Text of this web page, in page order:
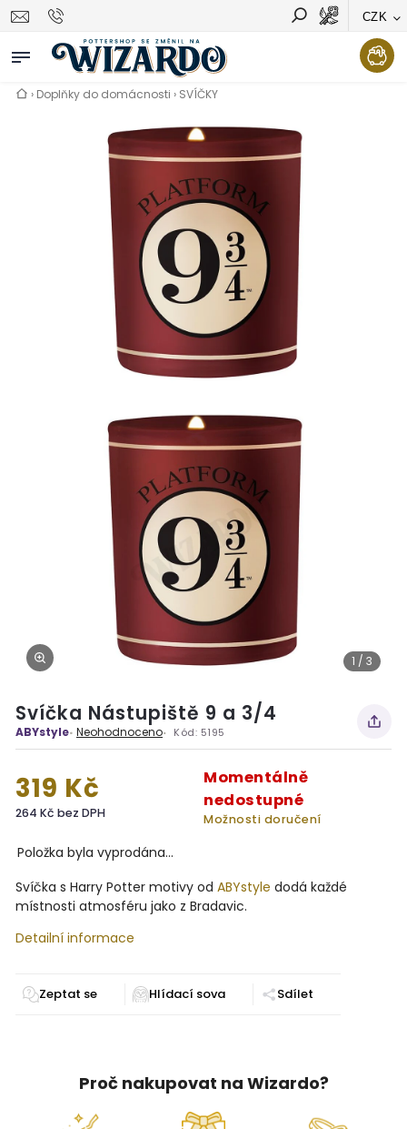
CZK
Vyhledávání Hledat
› Doplňky do domácnosti › SVÍČKY
1 / 3
Svíčka Nástupiště 9 a 3/4
ABYstyle Neohodnoceno Kód: 5195
319 Kč
264 Kč bez DPH
Momentálně
nedostupné
Možnosti doručení
Položka byla vyprodána…
Svíčka s Harry Potter motivy od ABYstyle dodá každé
místnosti atmosféru jako z Bradavic.
Detailní informace
Zeptat se Sdílet
Proč nakupovat na Wizardo?